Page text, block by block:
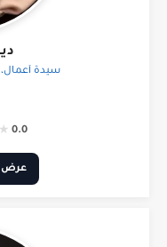
سيدة
0.0
★
عرض